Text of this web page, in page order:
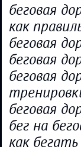
беговая
как
беговая
беговая
беговая
беговая
бег на
как